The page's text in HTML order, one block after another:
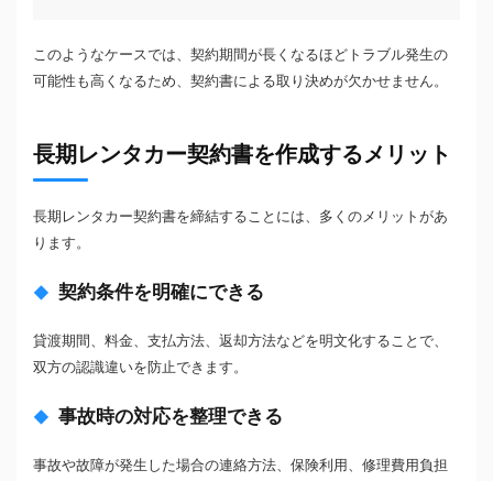
このようなケースでは、契約期間が長くなるほどトラブル発生の
可能性も高くなるため、契約書による取り決めが欠かせません。
長期レンタカー契約書を作成するメリット
長期レンタカー契約書を締結することには、多くのメリットがあ
ります。
契約条件を明確にできる
貸渡期間、料金、支払方法、返却方法などを明文化することで、
双方の認識違いを防止できます。
事故時の対応を整理できる
事故や故障が発生した場合の連絡方法、保険利用、修理費用負担